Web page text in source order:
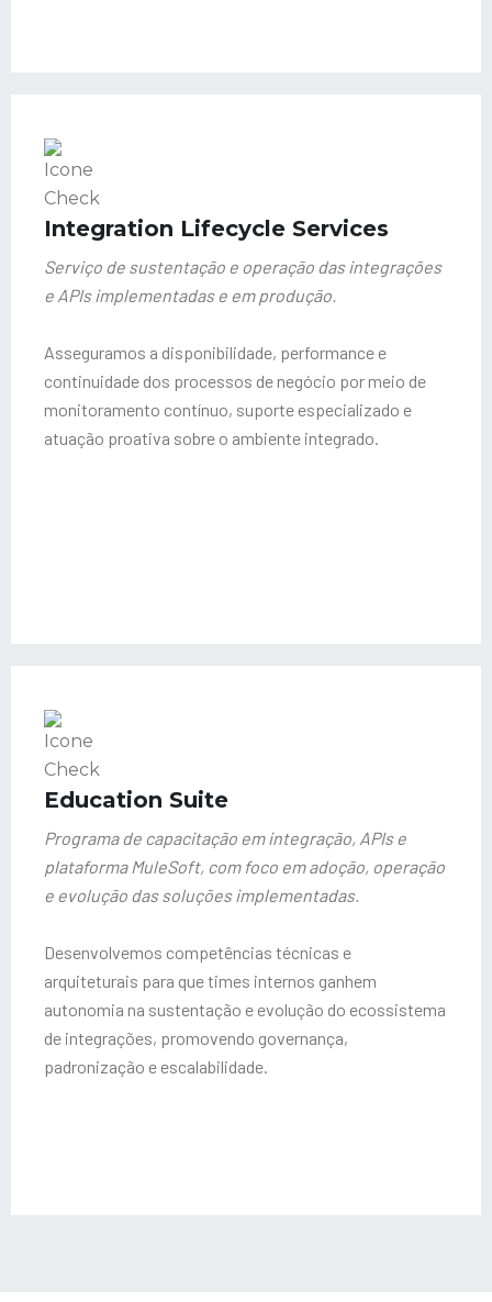
Integration Lifecycle Services
Serviço de sustentação e operação das integrações
e APIs implementadas e em produção.
Asseguramos a disponibilidade, performance e
continuidade dos processos de negócio por meio de
monitoramento contínuo, suporte especializado e
atuação proativa sobre o ambiente integrado.
Education Suite
Programa de capacitação em integração, APIs e
plataforma MuleSoft, com foco em adoção, operação
e evolução das soluções implementadas.
Desenvolvemos competências técnicas e
arquiteturais para que times internos ganhem
autonomia na sustentação e evolução do ecossistema
de integrações, promovendo governança,
padronização e escalabilidade.